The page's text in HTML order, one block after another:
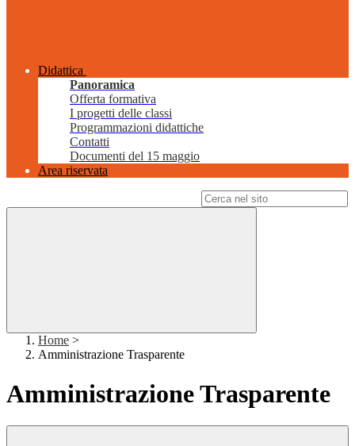
Didattica
Panoramica
Offerta formativa
I progetti delle classi
Programmazioni didattiche
Contatti
Documenti del 15 maggio
Area riservata
Home >
Amministrazione Trasparente
Amministrazione Trasparente